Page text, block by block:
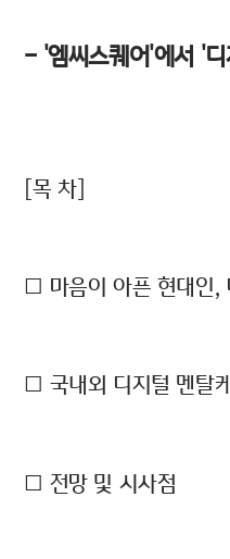
- '엠씨스퀘어'에서 '디
[목 차]
□ 마음이 아픈 현대인,
□ 국내외 디지털 멘탈
□ 전망 및 시사점